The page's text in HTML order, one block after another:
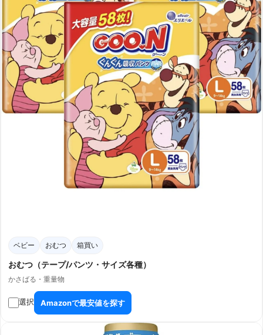
ベビー おむつ 箱買い
おむつ（テープ/パンツ・サイズ各種）
かさばる・重量物
選択 Amazonで最安値を探す